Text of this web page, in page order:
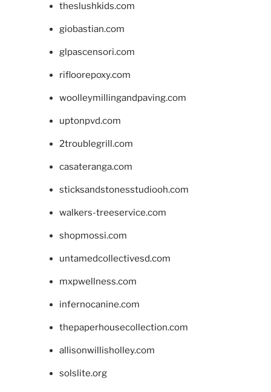
theslushkids.com
giobastian.com
glpascensori.com
rifloorepoxy.com
woolleymillingandpaving.com
uptonpvd.com
2troublegrill.com
casateranga.com
sticksandstonesstudiooh.com
walkers-treeservice.com
shopmossi.com
untamedcollectivesd.com
mxpwellness.com
infernocanine.com
thepaperhousecollection.com
allisonwillisholley.com
solslite.org